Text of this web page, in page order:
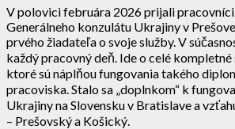
V polovici februára 2026 prijali
Generálneho konzulátu Ukrajiny v
prvého žiadateľa o svoje služby. V
každý pracovný deň. Ide o celé kompletné
ktoré sú náplňou fungovania takého
pracoviska. Stalo sa „doplnkom“ k
Ukrajiny na Slovensku v Bratislave a
– Prešovský a Košický.